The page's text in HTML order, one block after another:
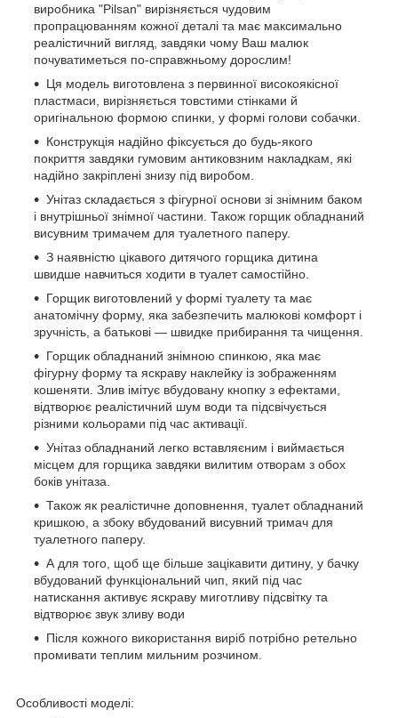
виробника "Pilsan" вирізняється чудовим
пропрацюванням кожної деталі та має максимально
реалістичний вигляд, завдяки чому Ваш малюк
почуватиметься по-справжньому дорослим!
Ця модель виготовлена з первинної високоякісної
пластмаси, вирізняється товстими стінками й
оригінальною формою спинки, у формі голови собачки.
Конструкція надійно фіксується до будь-якого
покриття завдяки гумовим антиковзним накладкам, які
надійно закріплені знизу під виробом.
Унітаз складається з фігурної основи зі знімним баком
і внутрішньої знімної частини. Також горщик обладнаний
висувним тримачем для туалетного паперу.
З наявністю цікавого дитячого горщика дитина
швидше навчиться ходити в туалет самостійно.
Горщик виготовлений у формі туалету та має
анатомічну форму, яка забезпечить малюкові комфорт і
зручність, а батькові — швидке прибирання та чищення.
Горщик обладнаний знімною спинкою, яка має
фігурну форму та яскраву наклейку із зображенням
кошеняти. Злив імітує вбудовану кнопку з ефектами,
відтворює реалістичний шум води та підсвічується
різними кольорами під час активації.
Унітаз обладнаний легко вставляєним і виймається
місцем для горщика завдяки вилитим отворам з обох
боків унітаза.
Також як реалістичне доповнення, туалет обладнаний
кришкою, а збоку вбудований висувний тримач для
туалетного паперу.
А для того, щоб ще більше зацікавити дитину, у бачку
вбудований функціональний чип, який під час
натискання активує яскраву миготливу підсвітку та
відтворює звук зливу води
Після кожного використання виріб потрібно ретельно
промивати теплим мильним розчином.
Особливості моделі: